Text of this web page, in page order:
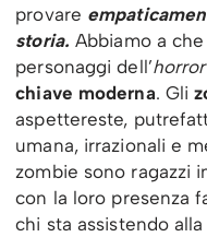
provare
storia. Abbiamo a
personaggi dell’
chiave moderna. Gli
aspettereste,
umana, irrazionali e
zombie sono ragazzi
con la loro presenza
chi sta assistendo